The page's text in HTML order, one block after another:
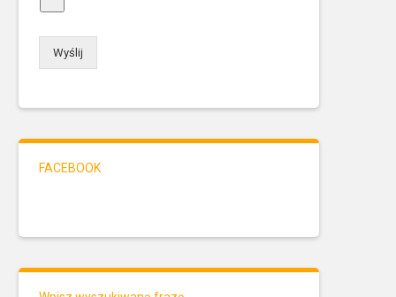
Wyślij
FACEBOOK